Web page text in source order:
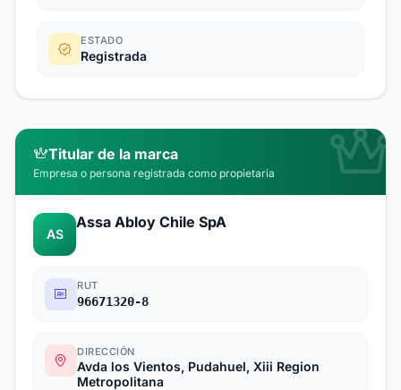
ESTADO
Registrada
Titular de la marca
Empresa o persona registrada como propietaria
AS
Assa Abloy Chile SpA
RUT
96671320-8
DIRECCIÓN
Avda los Vientos, Pudahuel, Xiii Region
Metropolitana